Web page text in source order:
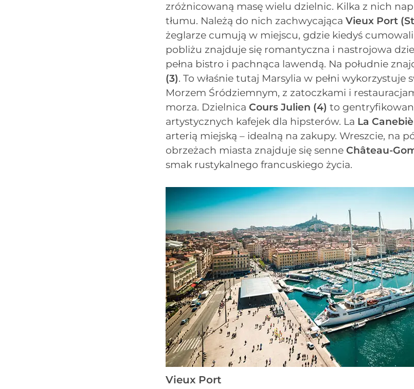
zróżnicowaną masę wielu dzielnic. Kilka z nich
tłumu. Należą do nich zachwycająca Vieux Port
żeglarze cumują w miejscu, gdzie kiedyś
pobliżu znajduje się romantyczna i nastrojowa
pełna bistro i pachnąca lawendą. Na południe
(3). To właśnie tutaj Marsylia w pełni wykorzystuje
Morzem Śródziemnym, z zatoczkami i
morza. Dzielnica Cours Julien (4) to
artystycznych kafejek dla hipsterów. La La
arterią miejską – idealną na zakupy. Wreszcie, na
obrzeżach miasta znajduje się senne Château-
smak rustykalnego francuskiego życia.
Vieux Port